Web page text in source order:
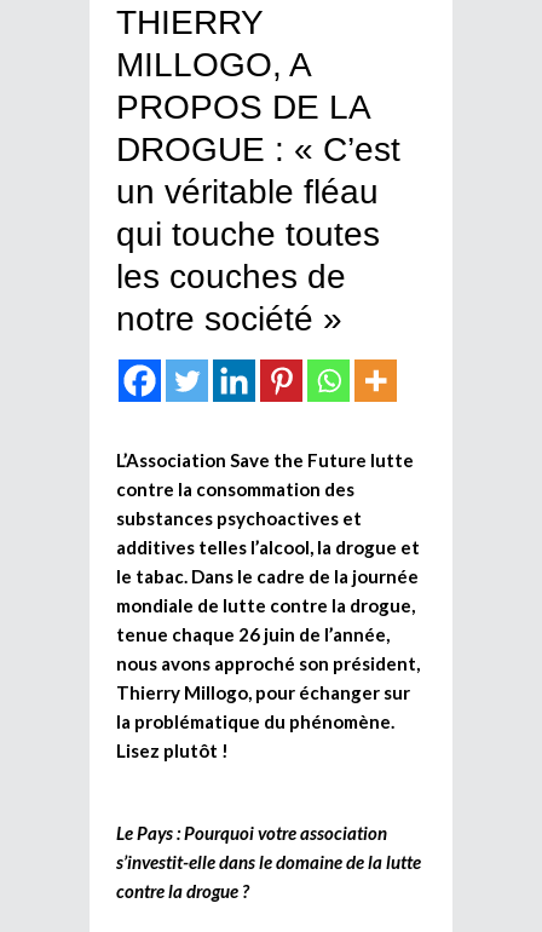
THIERRY
MILLOGO, A
PROPOS DE LA
DROGUE : « C’est
un véritable fléau
qui touche toutes
les couches de
notre société »
L’Association Save the Future lutte
contre la consommation des
substances psychoactives et
additives telles l’alcool, la drogue et
le tabac. Dans le cadre de la journée
mondiale de lutte contre la drogue,
tenue chaque 26 juin de l’année,
nous avons approché son président,
Thierry Millogo, pour échanger sur
la problématique du phénomène.
Lisez plutôt !
Le Pays : Pourquoi votre association
s’investit-elle dans le domaine de la lutte
contre la drogue ?